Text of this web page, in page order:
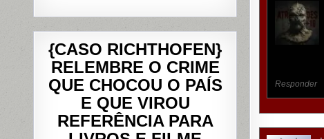
Responder
{CASO RICHTHOFEN}
RELEMBRE O CRIME
QUE CHOCOU O PAÍS
E QUE VIROU
REFERÊNCIA PARA